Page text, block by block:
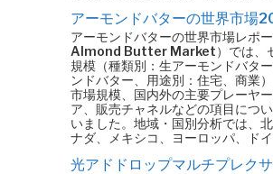
アーモンドバターの世界市場
アーモンドバターの世界市場レポ
Almond Butter Market）では、
規模（種類別：生アーモンドバタ
ンドバター、用途別：住宅、商業
市場規模、国内外の主要プレーヤ
ア、販売チャネルなどの項目につ
いました。地域・国別分析では、
ナダ、メキシコ、ヨーロッパ、ド
光アドドロップマルチプレク